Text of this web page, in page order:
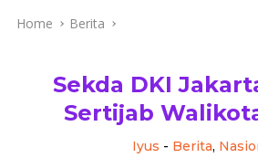
Home Berita
Sekda DKI
Sertijab
Iyus - Berita,